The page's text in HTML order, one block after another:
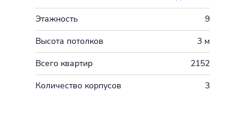
Этажность
9
Высота потолков
3 м
Всего квартир
2152
Количество корпусов
3